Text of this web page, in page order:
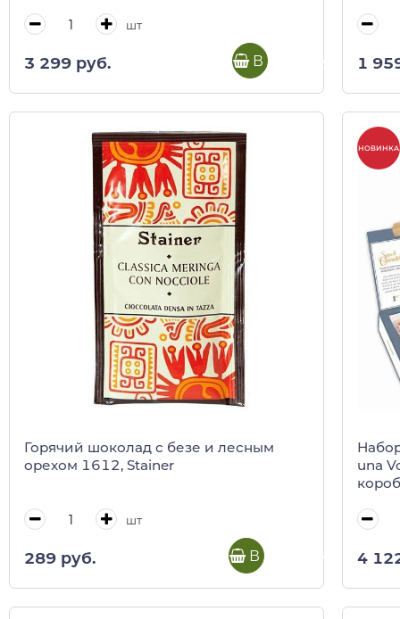
шт
3 299 руб. В корзину 1
Горячий шоколад с безе и лесным
орехом 1612, Stainer
шт
289 руб. В корзину
НОВИНКА
una
4